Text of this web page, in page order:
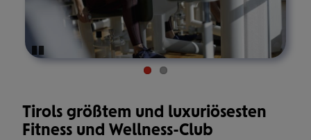
Tirols größtem und luxuriösesten
Fitness und Wellness-Club